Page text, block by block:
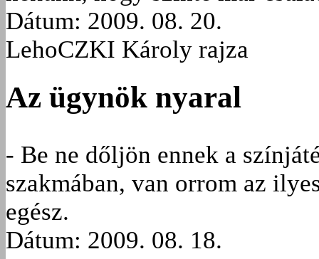
Dátum: 2009. 08. 20.
LehoCZKI Károly rajza
Az ügynök nyaral
- Be ne dőljön ennek a
szakmában, van orrom az
egész.
Dátum: 2009. 08. 18.